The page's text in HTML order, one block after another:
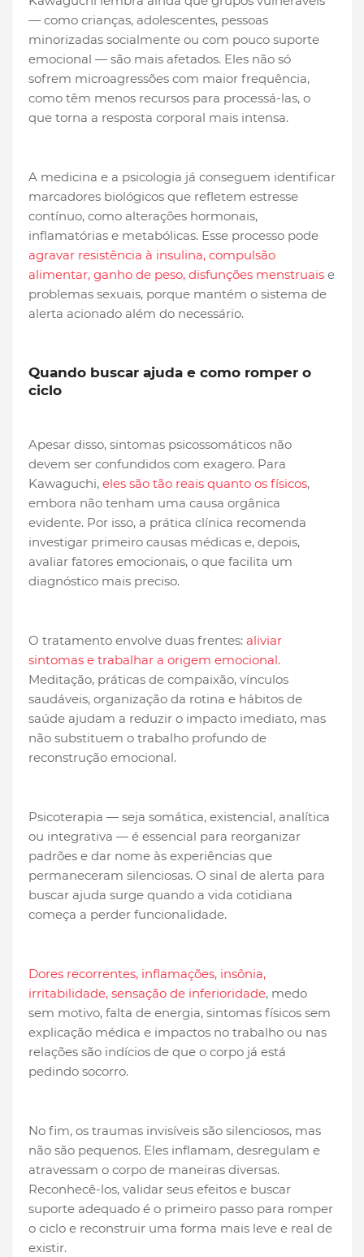
— como crianças, adolescentes, pessoas
minorizadas socialmente ou com pouco suporte
emocional — são mais afetados. Eles não só
sofrem microagressões com maior frequência,
como têm menos recursos para processá-las, o
que torna a resposta corporal mais intensa.
A medicina e a psicologia já conseguem identificar
marcadores biológicos que refletem estresse
contínuo, como alterações hormonais,
inflamatórias e metabólicas. Esse processo pode
agravar resistência à insulina, compulsão
alimentar, ganho de peso, disfunções menstruais e
problemas sexuais, porque mantém o sistema de
alerta acionado além do necessário.
Quando buscar ajuda e como romper o
ciclo
Apesar disso, sintomas psicossomáticos não
devem ser confundidos com exagero. Para
Kawaguchi, eles são tão reais quanto os físicos,
embora não tenham uma causa orgânica
evidente. Por isso, a prática clínica recomenda
investigar primeiro causas médicas e, depois,
avaliar fatores emocionais, o que facilita um
diagnóstico mais preciso.
O tratamento envolve duas frentes: aliviar
sintomas e trabalhar a origem emocional.
Meditação, práticas de compaixão, vínculos
saudáveis, organização da rotina e hábitos de
saúde ajudam a reduzir o impacto imediato, mas
não substituem o trabalho profundo de
reconstrução emocional.
Psicoterapia — seja somática, existencial, analítica
ou integrativa — é essencial para reorganizar
padrões e dar nome às experiências que
permaneceram silenciosas. O sinal de alerta para
buscar ajuda surge quando a vida cotidiana
começa a perder funcionalidade.
Dores recorrentes, inflamações, insônia,
irritabilidade, sensação de inferioridade, medo
sem motivo, falta de energia, sintomas físicos sem
explicação médica e impactos no trabalho ou nas
relações são indícios de que o corpo já está
pedindo socorro.
No fim, os traumas invisíveis são silenciosos, mas
não são pequenos. Eles inflamam, desregulam e
atravessam o corpo de maneiras diversas.
Reconhecê-los, validar seus efeitos e buscar
suporte adequado é o primeiro passo para romper
o ciclo e reconstruir uma forma mais leve e real de
existir.